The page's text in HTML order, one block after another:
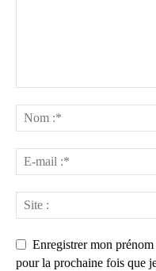
Enregistrer mon
pour la prochaine fois que